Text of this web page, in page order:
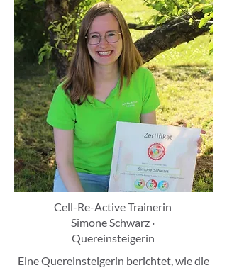
Cell-Re-Active Trainerin
Simone Schwarz ·
Quereinsteigerin
Eine Quereinsteigerin berichtet, wie die